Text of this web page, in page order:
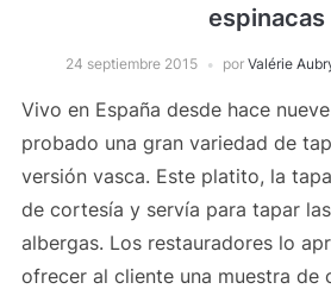
espinacas
24 septiembre 2015 por Valérie
Vivo en España desde hace
probado una gran variedad de
versión vasca. Este platito, la
de cortesía y servía para tapar
albergas. Los restauradores lo
ofrecer al cliente una muestra de